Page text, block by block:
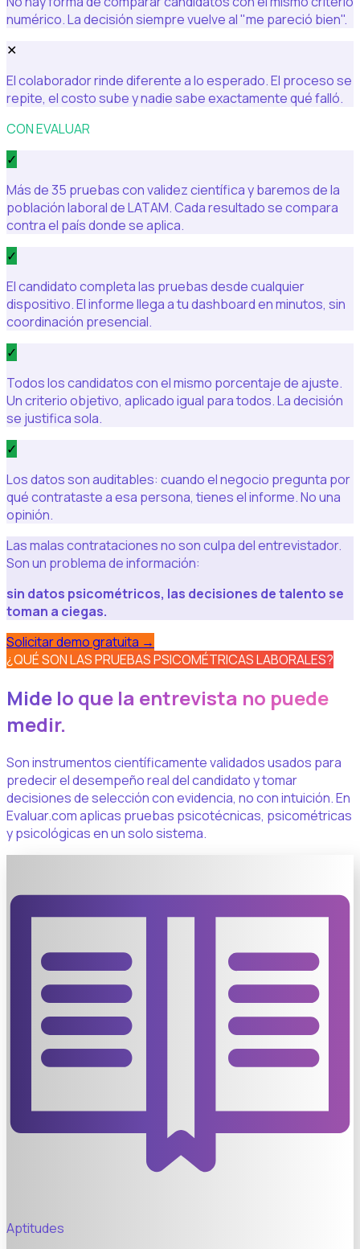
numérico. La decisión siempre vuelve al "me pareció bien".
✕
El colaborador rinde diferente a lo esperado. El proceso se
repite, el costo sube y nadie sabe exactamente qué falló.
CON EVALUAR
✓
Más de 35 pruebas con validez científica y baremos de la
población laboral de LATAM. Cada resultado se compara
contra el país donde se aplica.
✓
El candidato completa las pruebas desde cualquier
dispositivo. El informe llega a tu dashboard en minutos, sin
coordinación presencial.
✓
Todos los candidatos con el mismo porcentaje de ajuste.
Un criterio objetivo, aplicado igual para todos. La decisión
se justifica sola.
✓
Los datos son auditables: cuando el negocio pregunta por
qué contrataste a esa persona, tienes el informe. No una
opinión.
Las malas contrataciones no son culpa del entrevistador.
Son un problema de información:
sin datos psicométricos, las decisiones de talento se
toman a ciegas.
Solicitar demo gratuita →
¿QUÉ SON LAS PRUEBAS PSICOMÉTRICAS LABORALES?
Mide lo que la entrevista no puede
medir.
Son instrumentos científicamente validados usados para
predecir el desempeño real del candidato y tomar
decisiones de selección con evidencia, no con intuición. En
Evaluar.com aplicas pruebas psicotécnicas, psicométricas
y psicológicas en un solo sistema.
Aptitudes